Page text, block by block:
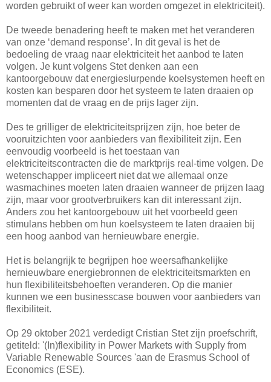
worden gebruikt of weer kan worden omgezet in elektriciteit).
De tweede benadering heeft te maken met het veranderen
van onze ‘demand response’. In dit geval is het de
bedoeling de vraag naar elektriciteit het aanbod te laten
volgen. Je kunt volgens Stet denken aan een
kantoorgebouw dat energieslurpende koelsystemen heeft en
kosten kan besparen door het systeem te laten draaien op
momenten dat de vraag en de prijs lager zijn.
Des te grilliger de elektriciteitsprijzen zijn, hoe beter de
vooruitzichten voor aanbieders van flexibiliteit zijn. Een
eenvoudig voorbeeld is het toestaan van
elektriciteitscontracten die de marktprijs real-time volgen. De
wetenschapper impliceert niet dat we allemaal onze
wasmachines moeten laten draaien wanneer de prijzen laag
zijn, maar voor grootverbruikers kan dit interessant zijn.
Anders zou het kantoorgebouw uit het voorbeeld geen
stimulans hebben om hun koelsysteem te laten draaien bij
een hoog aanbod van hernieuwbare energie.
Het is belangrijk te begrijpen hoe weersafhankelijke
hernieuwbare energiebronnen de elektriciteitsmarkten en
hun flexibiliteitsbehoeften veranderen. Op die manier
kunnen we een businesscase bouwen voor aanbieders van
flexibiliteit.
Op 29 oktober 2021 verdedigt Cristian Stet zijn proefschrift,
getiteld: '(In)flexibility in Power Markets with Supply from
Variable Renewable Sources 'aan de Erasmus School of
Economics (ESE).